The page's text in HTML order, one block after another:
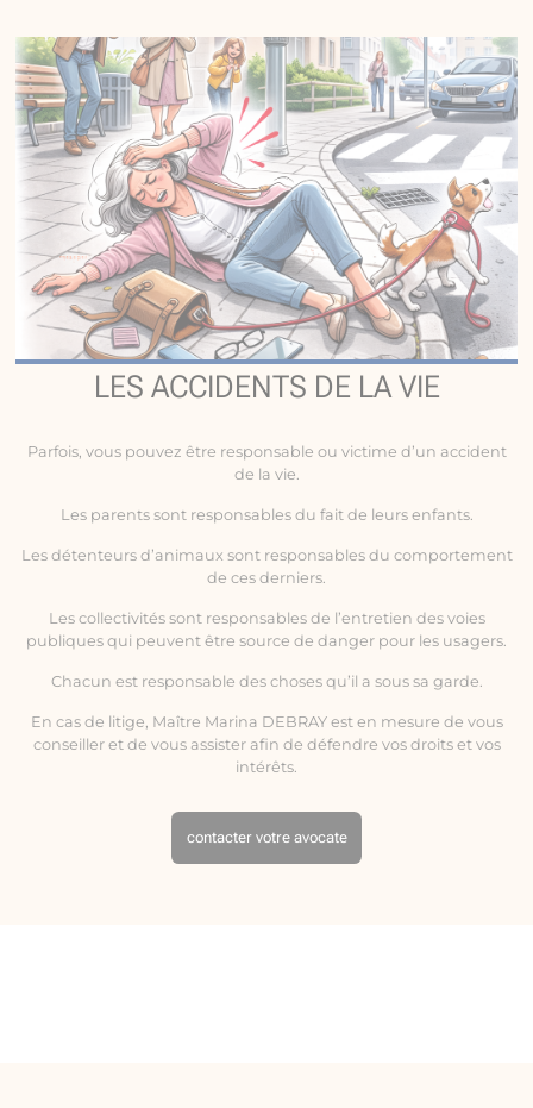
LES ACCIDENTS DE LA VIE
Parfois, vous pouvez être responsable ou victime d’un accident
de la vie
Les parents sont responsables du fait de leurs enfants.
Les détenteurs d’animaux sont responsables du comportement
de ces derniers.
Les collectivités sont responsables de l’entretien des voies
publiques qui peuvent être source de danger pour les usagers.
Chacun est responsable des choses qu’il a sous sa garde.
En cas de litige, Maître Marina DEBRAY est en mesure de vous
conseiller et de vous assister afin de défendre vos droits et vos
intérêts.
contacter votre avocate